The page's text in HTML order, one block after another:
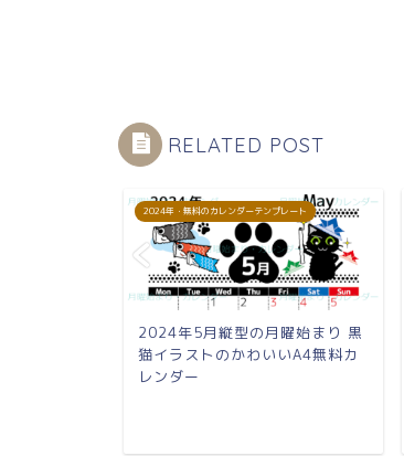
RELATED POST
2024年・無料のカレンダーテンプレート
2024年5月縦型の月曜始まり 黒
猫イラストのかわいいA4無料カ
レンダー